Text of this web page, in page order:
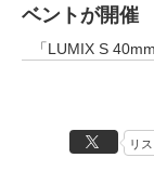
ベントが開催
「LUMIX S
リス